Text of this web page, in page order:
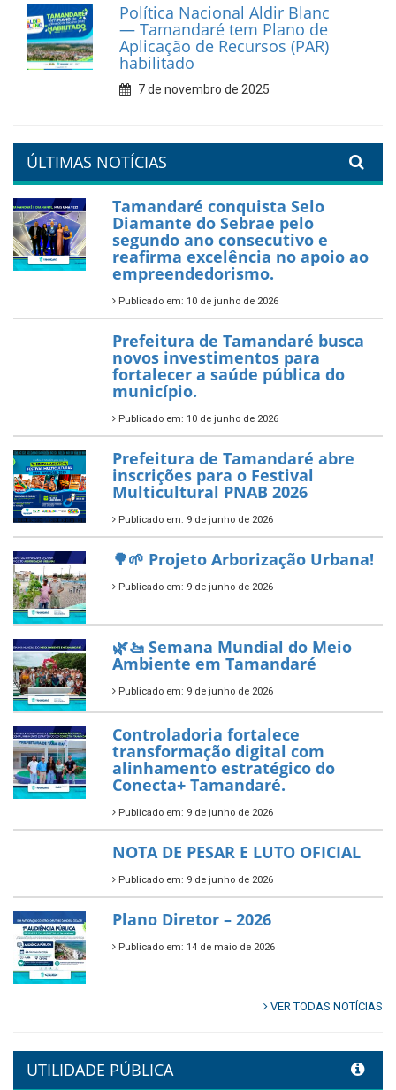
Prefeitura de Tamandaré
reforça diálogo e
compromisso com a
valorização da educação
7 de fevereiro de 2026
orla da cidade.
PartiuENEM — Prefeitura
garante transporte gratuito
para os estudantes
7 de novembro de 2025
Política Nacional Aldir Blanc
— Tamandaré tem Plano de
Aplicação de Recursos (PAR)
habilitado
7 de novembro de 2025
ÚLTIMAS NOTÍCIAS
Tamandaré conquista Selo
Diamante do Sebrae pelo
segundo ano consecutivo e
reafirma excelência no apoio ao
empreendedorismo.
Publicado em: 10 de junho de 2026
novos investimentos para
fortalecer a saúde pública do
município.
Publicado em: 10 de junho de 2026
Prefeitura de Tamandaré abre
inscrições para o Festival
Multicultural PNAB 2026
Publicado em: 9 de junho de 2026
🌳🌱 Projeto Arborização Urbana!
Publicado em: 9 de junho de 2026
🌿🚤 Semana Mundial do Meio
Ambiente em Tamandaré
alinhamento estratégico do
Conecta+ Tamandaré.